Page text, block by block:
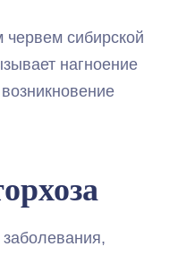
сибирской
нагноение